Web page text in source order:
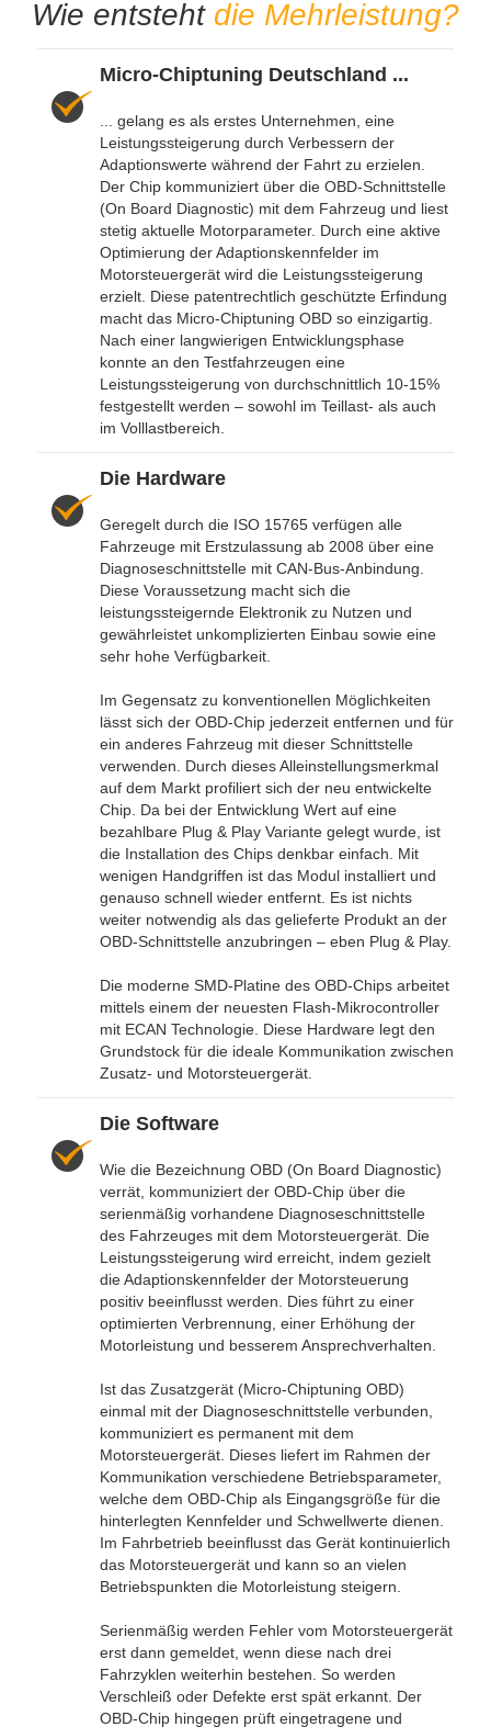
Wie entsteht die Mehrleistung?
Micro-Chiptuning Deutschland ...
... gelang es als erstes Unternehmen, eine
Leistungssteigerung durch Verbessern der
Adaptionswerte während der Fahrt zu erzielen.
Der Chip kommuniziert über die OBD-Schnittstelle
(On Board Diagnostic) mit dem Fahrzeug und liest
stetig aktuelle Motorparameter. Durch eine aktive
Optimierung der Adaptionskennfelder im
Motorsteuergerät wird die Leistungssteigerung
erzielt. Diese patentrechtlich geschützte Erfindung
macht das Micro-Chiptuning OBD so einzigartig.
Nach einer langwierigen Entwicklungsphase
konnte an den Testfahrzeugen eine
Leistungssteigerung von durchschnittlich 10-15%
festgestellt werden – sowohl im Teillast- als auch
im Volllastbereich.
Die Hardware
Geregelt durch die ISO 15765 verfügen alle
Fahrzeuge mit Erstzulassung ab 2008 über eine
Diagnoseschnittstelle mit CAN-Bus-Anbindung.
Diese Voraussetzung macht sich die
leistungssteigernde Elektronik zu Nutzen und
gewährleistet unkomplizierten Einbau sowie eine
sehr hohe Verfügbarkeit.
Im Gegensatz zu konventionellen Möglichkeiten
lässt sich der OBD-Chip jederzeit entfernen und für
ein anderes Fahrzeug mit dieser Schnittstelle
verwenden. Durch dieses Alleinstellungsmerkmal
auf dem Markt profiliert sich der neu entwickelte
Chip. Da bei der Entwicklung Wert auf eine
bezahlbare Plug & Play Variante gelegt wurde, ist
die Installation des Chips denkbar einfach. Mit
wenigen Handgriffen ist das Modul installiert und
genauso schnell wieder entfernt. Es ist nichts
weiter notwendig als das gelieferte Produkt an der
OBD-Schnittstelle anzubringen – eben Plug & Play.
Die moderne SMD-Platine des OBD-Chips arbeitet
mittels einem der neuesten Flash-Mikrocontroller
mit ECAN Technologie. Diese Hardware legt den
Grundstock für die ideale Kommunikation zwischen
Zusatz- und Motorsteuergerät.
Die Software
Wie die Bezeichnung OBD (On Board Diagnostic)
verrät, kommuniziert der OBD-Chip über die
serienmäßig vorhandene Diagnoseschnittstelle
des Fahrzeuges mit dem Motorsteuergerät. Die
Leistungssteigerung wird erreicht, indem gezielt
die Adaptionskennfelder der Motorsteuerung
positiv beeinflusst werden. Dies führt zu einer
optimierten Verbrennung, einer Erhöhung der
Motorleistung und besserem Ansprechverhalten.
Ist das Zusatzgerät (Micro-Chiptuning OBD)
einmal mit der Diagnoseschnittstelle verbunden,
kommuniziert es permanent mit dem
Motorsteuergerät. Dieses liefert im Rahmen der
Kommunikation verschiedene Betriebsparameter,
welche dem OBD-Chip als Eingangsgröße für die
hinterlegten Kennfelder und Schwellwerte dienen.
Im Fahrbetrieb beeinflusst das Gerät kontinuierlich
das Motorsteuergerät und kann so an vielen
Betriebspunkten die Motorleistung steigern.
Serienmäßig werden Fehler vom Motorsteuergerät
erst dann gemeldet, wenn diese nach drei
Fahrzyklen weiterhin bestehen. So werden
Verschleiß oder Defekte erst spät erkannt. Der
OBD-Chip hingegen prüft eingetragene und